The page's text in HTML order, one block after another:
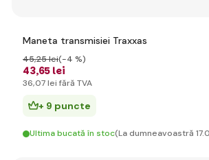
Maneta transmisiei Traxxas
43,65 lei
45,25 lei(-4 %)
36,07 lei fără TVA
+ 9 puncte
Ultima bucată în stoc(La dumneavoastră